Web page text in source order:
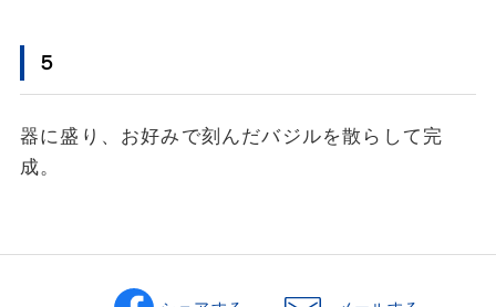
５
器に盛り、お好みで刻んだバジルを散らして完
成。